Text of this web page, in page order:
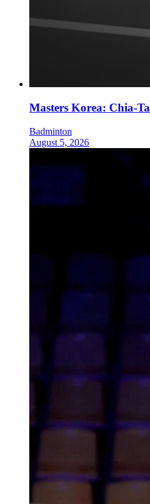
Masters Korea: Chia-
Badminton
August 5, 2026